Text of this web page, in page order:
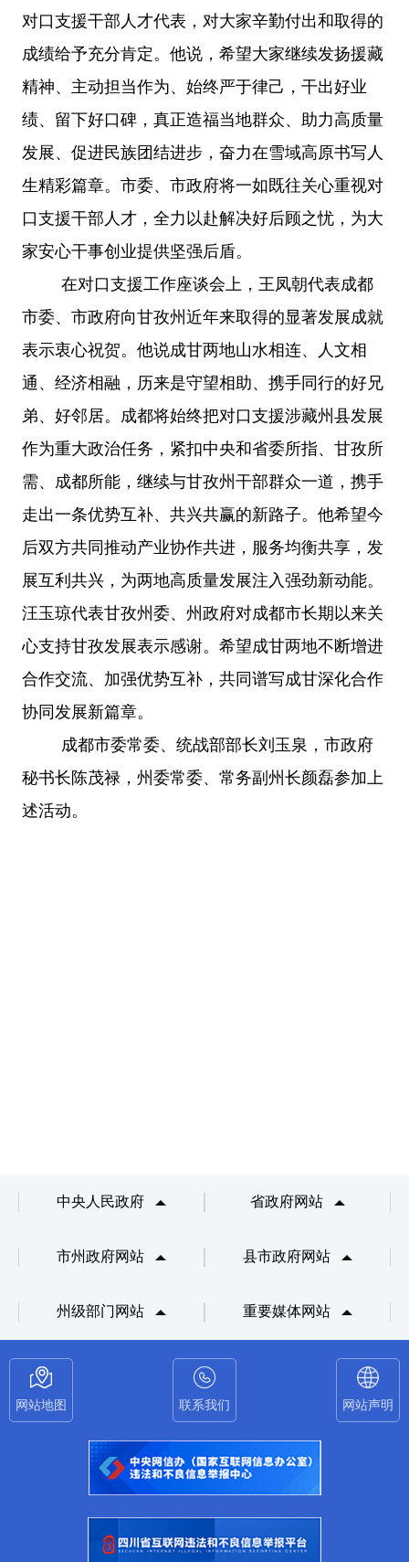
对口支援干部人才代表，对大家辛勤付出和取得的
成绩给予充分肯定。他说，希望大家继续发扬援藏
精神、主动担当作为、始终严于律己，干出好业
绩、留下好口碑，真正造福当地群众、助力高质量
发展、促进民族团结进步，奋力在雪域高原书写人
生精彩篇章。市委、市政府将一如既往关心重视对
口支援干部人才，全力以赴解决好后顾之忧，为大
家安心干事创业提供坚强后盾。
在对口支援工作座谈会上，王凤朝代表成都
市委、市政府向甘孜州近年来取得的显著发展成就
表示衷心祝贺。他说成甘两地山水相连、人文相
通、经济相融，历来是守望相助、携手同行的好兄
弟、好邻居。成都将始终把对口支援涉藏州县发展
作为重大政治任务，紧扣中央和省委所指、甘孜所
需、成都所能，继续与甘孜州干部群众一道，携手
走出一条优势互补、共兴共赢的新路子。他希望今
后双方共同推动产业协作共进，服务均衡共享，发
展互利共兴，为两地高质量发展注入强劲新动能。
汪玉琼代表甘孜州委、州政府对成都市长期以来关
心支持甘孜发展表示感谢。希望成甘两地不断增进
合作交流、加强优势互补，共同谱写成甘深化合作
协同发展新篇章。
成都市委常委、统战部部长刘玉泉，市政府
秘书长陈茂禄，州委常委、常务副州长颜磊参加上
述活动。
中央人民政府 省政府网站
市州政府网站 县市政府网站
州级部门网站 重要媒体网站
网站地图 联系我们 网站声明